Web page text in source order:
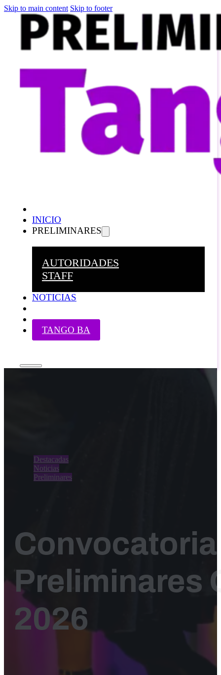
Skip to main content Skip to footer
INICIO
PRELIMINARES
AUTORIDADES
STAFF
NOTICIAS
TANGO BA
Destacadas
Noticias
Preliminares
Convocatoria
Preliminares
2026